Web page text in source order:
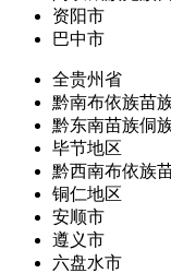
资阳市
巴中市
全贵州省
黔南布依族苗
黔东南苗族侗
毕节地区
黔西南布依族
铜仁地区
安顺市
遵义市
六盘水市